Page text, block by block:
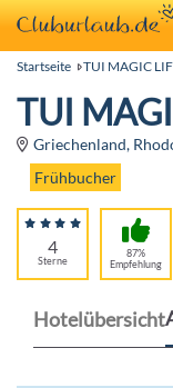
Startseite TUI MAGIC
TUI
Griechenland,
Frühbucher
4
Sterne
87%
Empfehlung
Hotelübersicht